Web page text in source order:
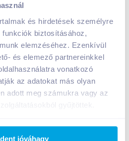
és hirdetések személyre
biztosításához,
elemzéséhez. Ezenkívül
és elemező partnereinkkel
vonatkozó
az adatokat más olyan
adott meg számukra vagy az
gyűjtöttek.
jóváhagy
Ft /
798Ft / liter
ár: 314 Ft /db(27% áfa)
KosárbaKosárba